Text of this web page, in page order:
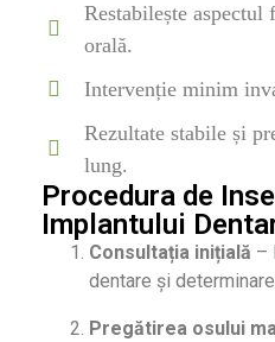
Restabilește aspectul
orală.
Intervenție minim
Rezultate stabile și
lung.
Procedura de
Implantului
Consultația inițială –
dentare și
Pregătirea osului